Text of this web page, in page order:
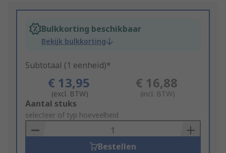
Bulkkorting beschikbaar
Bekijk bulkkorting
Subtotaal (1 eenheid)*
€ 13,95
(excl. BTW)
€ 16,88
(incl. BTW)
Add
to
Basket
Aantal stuks
selecteer of typ hoeveelheid
Bestellen